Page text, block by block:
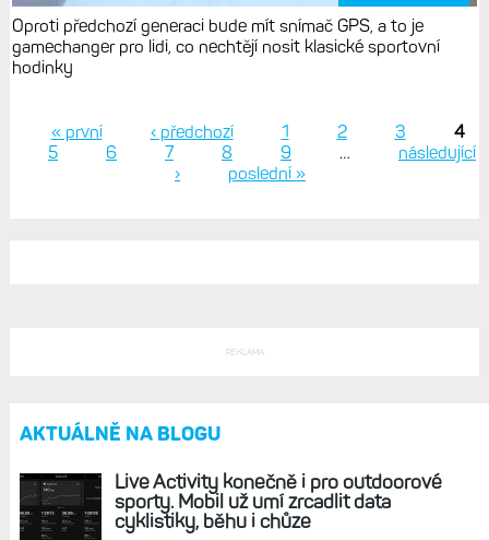
Oproti předchozí generaci bude mít snímač GPS, a to je
gamechanger pro lidi, co nechtějí nosit klasické sportovní
hodinky
Stránky
« první ‹ předchozí 1 2 3
4
5
6 7 8 9 …
následující
›
poslední »